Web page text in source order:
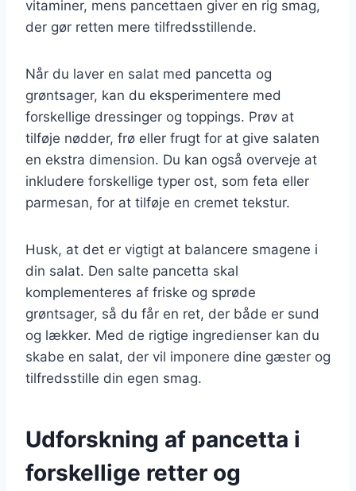
vitaminer, mens pancettaen giver en rig smag,
der gør retten mere tilfredsstillende.
Når du laver en salat med pancetta og
grøntsager, kan du eksperimentere med
forskellige dressinger og toppings. Prøv at
tilføje nødder, frø eller frugt for at give salaten
en ekstra dimension. Du kan også overveje at
inkludere forskellige typer ost, som feta eller
parmesan, for at tilføje en cremet tekstur.
Husk, at det er vigtigt at balancere smagene i
din salat. Den salte pancetta skal
komplementeres af friske og sprøde
grøntsager, så du får en ret, der både er sund
og lækker. Med de rigtige ingredienser kan du
skabe en salat, der vil imponere dine gæster og
tilfredsstille din egen smag.
Udforskning af pancetta i
forskellige retter og